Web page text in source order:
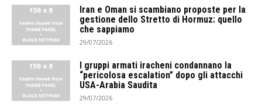
Iran e Oman si scambiano proposte per la
gestione dello Stretto di Hormuz: quello
che sappiamo
29/07/2026
I gruppi armati iracheni condannano la
“pericolosa escalation” dopo gli attacchi
USA-Arabia Saudita
29/07/2026